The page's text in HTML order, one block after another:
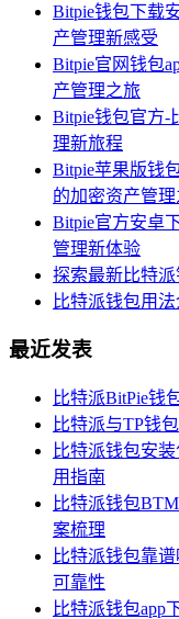
Bitpie钱包下载
产管理新感受
Bitpie官网钱包
产管理之旅
Bitpie钱包官方-
理新旅程
Bitpie苹果版钱
的加密资产管
Bitpie官方安卓
管理新体验
探索最新比特
比特派钱包用
最近发表
比特派BitPie钱
比特派与TP钱
比特派钱包安
用指南
比特派钱包
案梳理
比特派钱包靠
可靠性
比特派钱包app